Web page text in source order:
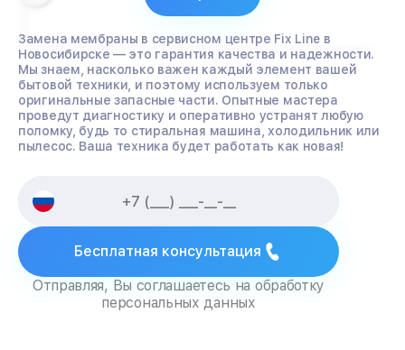
Замена мембраны в сервисном центре Fix Line в
Новосибирске — это гарантия качества и надежности.
Мы знаем, насколько важен каждый элемент вашей
бытовой техники, и поэтому используем только
оригинальные запасные части. Опытные мастера
проведут диагностику и оперативно устранят любую
поломку, будь то стиральная машина, холодильник или
пылесос. Ваша техника будет работать как новая!
Бесплатная консультация
Отправляя, Вы соглашаетесь на обработку
персональных данных